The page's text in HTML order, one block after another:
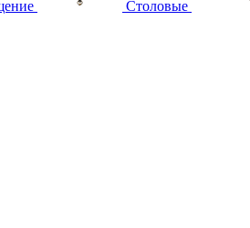
Столовые